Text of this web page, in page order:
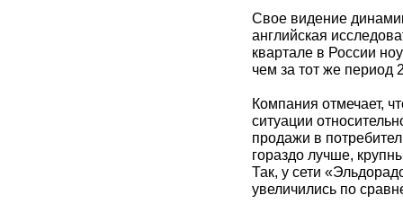
Свое видение
английская
квартале в России
чем за тот же период
Компания отмечает,
ситуации
продажи в
гораздо лучше,
Так, у сети
увеличились по